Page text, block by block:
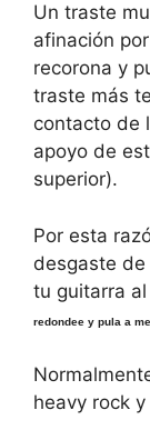
Un traste
afinación
recorona y
traste más
contacto de
apoyo de
superior).
Por esta
desgaste
tu guitarra
redondee y pula a
heavy rock